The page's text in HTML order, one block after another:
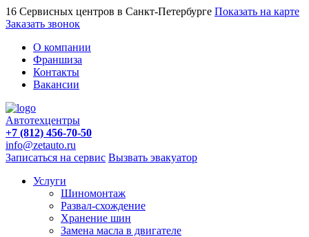
16 Сервисных центров в Санкт-Петербурге Показать на карте
Заказать звонок
О компании
Франшиза
Контакты
Вакансии
Автотехцентры
+7 (812) 456-70-50
info@zetauto.ru
Записаться на сервис Вызвать эвакуатор
Услуги
Шиномонтаж
Развал-схождение
Хранение шин
Замена масла в двигателе